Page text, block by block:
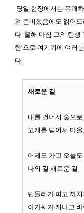
당일 현장에서는 유쾌
져 준비했음에도 읽어
다. 올해 마침 그의 탄생
람’으로 여기기에 여러
다.
새로운 길
내를 건너서 숲으로
고개를 넘어서 마을
어제도 가고 오늘
나의 길 새로운 길
민들레가 피고 까
아가씨가 지나고